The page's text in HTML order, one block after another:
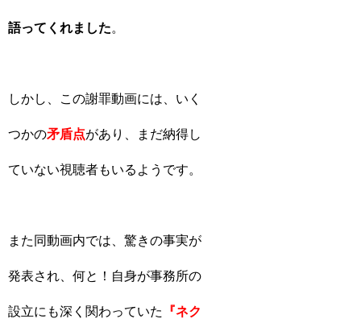
語ってくれました
しかし、この謝罪動画には、いく
つかの矛盾点があり、まだ納得し
ていない視聴者もいるようです。
また同動画内では、驚きの事実が
発表され、何と！自身が事務所の
設立にも深く関わっていた 『ネク